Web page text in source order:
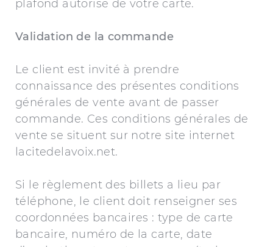
plafond autorisé de votre carte.
Validation de la commande
Le client est invité à prendre
connaissance des présentes conditions
générales de vente avant de passer
commande. Ces conditions générales de
vente se situent sur notre site internet
lacitedelavoix.net.
Si le règlement des billets a lieu par
téléphone, le client doit renseigner ses
coordonnées bancaires : type de carte
bancaire, numéro de la carte, date